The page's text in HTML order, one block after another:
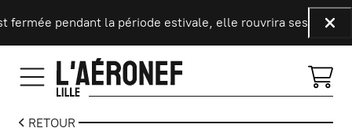
pendant la période estivale, elle rouvrira ses portes
RETOUR